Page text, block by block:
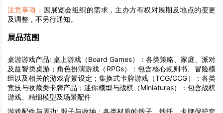
注意事项： 因展览会组织的需求，主办方有权对展期及地点的变更
及调整，不另行通知。
展品范围
桌游游戏产品: 桌上游戏（Board Games）：各类策略、家庭、派对
及益智类桌游；角色扮演游戏（RPGs）：包含核心规则书、冒险模
组以及相关的游戏背景设定；集换式卡牌游戏（TCG/CCG）：各类
竞技与收藏类卡牌产品；迷你模型与战棋（Miniatures）：包含战棋
游戏、精细模型及场景配件
游戏配件与周边: 骰子与收纳：各类材质的骰子、骰托、卡牌保护套